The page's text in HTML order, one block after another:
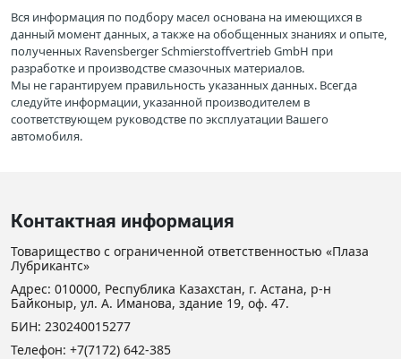
Вся информация по подбору масел основана на имеющихся в
данный момент данных, а также на обобщенных знаниях и опыте,
полученных Ravensberger Schmierstoffvertrieb GmbH при
разработке и производстве смазочных материалов.
Мы не гарантируем правильность указанных данных. Всегда
следуйте информации, указанной производителем в
соответствующем руководстве по эксплуатации Вашего
автомобиля.
Контактная информация
Товарищество с ограниченной ответственностью «Плаза
Лубрикантс»
Адрес: 010000, Республика Казахстан, г. Астана, р-н
Байконыр, ул. А. Иманова, здание 19, оф. 47.
БИН: 230240015277
Телефон: +7(7172) 642-385